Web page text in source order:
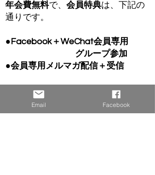
年会費無料で、 会員特典は、下記の
通りです。
●Facebook＋WeChat会員専用
グループ参加
●会員専用メルマガ配信＋受信
香港和僑会では趣旨に賛同し、志を共にする
仲間＝会員をお待ちしております。
Email Facebook